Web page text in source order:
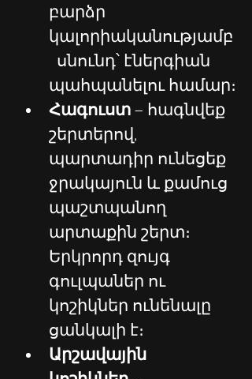
բարձր
կալորիականությամբ
  սնունդ՝ էներգիան
պահպանելու համար։
Հագուստ – հագնվեք
շերտերով,
պարտադիր ունեցեք
ջրակայուն և քամուց
պաշտպանող
արտաքին շերտ։
Երկրորդ զույգ
գուլպաներ ու
կոշիկներ ունենալը
ցանկալի է։
Արշավային